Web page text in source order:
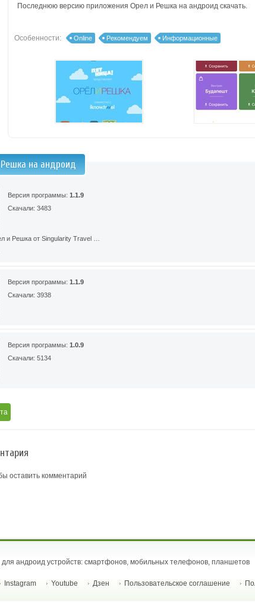
Последнюю версию приложения Орел и Решка на андроид скачать.
Особенности: Online Рекомендуем Информационные
на андроид
Версия программы: 1.1.9
Скачали: 3483
и Решка от Singularity Travel …
Версия программы: 1.1.9
Скачали: 3938
Версия программы: 1.0.9
Скачали: 5134
оставить комментарий
андроид устройств: смартфонов, мобильных телефонов, планшетов
Instagram Youtube Дзен Пользовательское соглашение